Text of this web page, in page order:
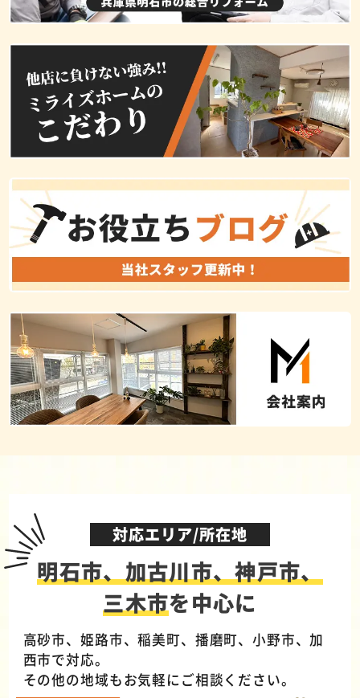
対応エリア/所在地
明石市、加古川市、神戸市、
三木市を中心に
高砂市、姫路市、稲美町、播磨町、小野市、加
西市で対応。
その他の地域もお気軽にご相談ください。